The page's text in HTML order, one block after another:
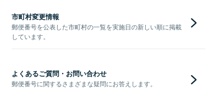
市町村変更情報
郵便番号を公表した市町村の一覧を実施日の新しい順に掲載
しています。
よくあるご質問・お問い合わせ
郵便番号に関するさまざまな疑問にお答えします。